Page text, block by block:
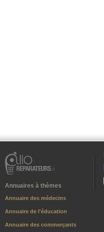
Annuaires à thèmes
Annuaire des médecins
Annuaire de l'éducation
Annuaire des commerçants